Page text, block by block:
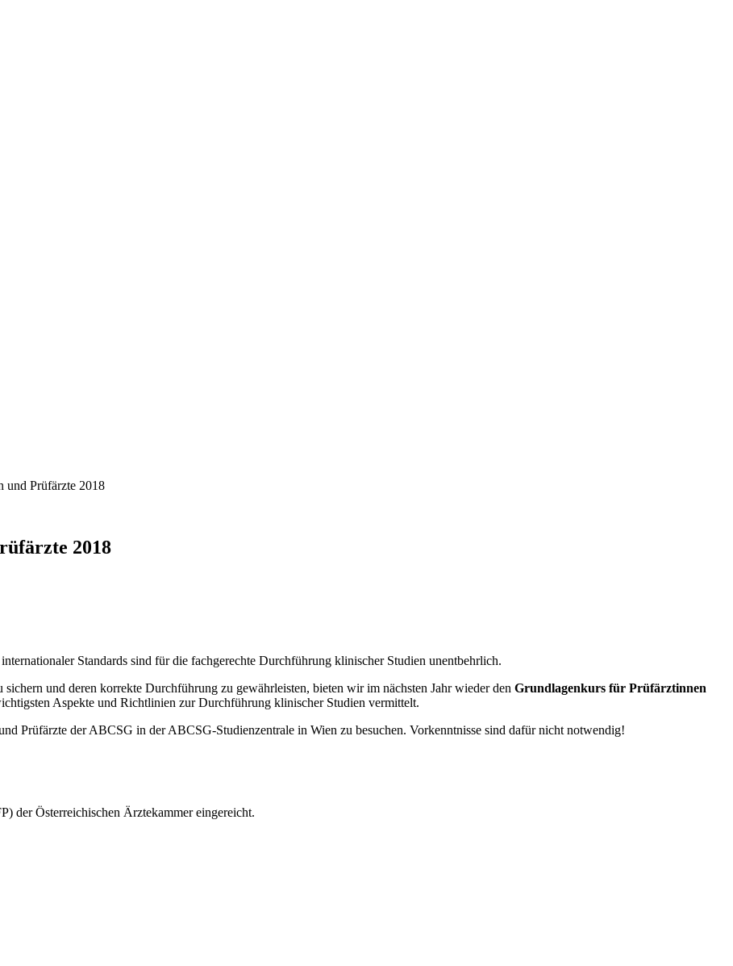
und Prüfärzte 2018
2018
Standards sind für die fachgerechte Durchführung klinischer Studien unentbehrlich.
und deren korrekte Durchführung zu gewährleisten, bieten wir im nächsten Jahr wieder den Grundlagenkurs für Prüfärztinnen
Aspekte und Richtlinien zur Durchführung klinischer Studien vermittelt.
Prüfärzte der ABCSG in der ABCSG-Studienzentrale in Wien zu besuchen. Vorkenntnisse sind dafür nicht notwendig!
der Österreichischen Ärztekammer eingereicht.